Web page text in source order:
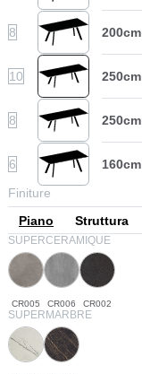
8 200cm
10 250cm
8 250cm
6 160cm
Finiture
Piano
Struttura
SUPERCERAMIQUE
CR005 CR006 CR002
SUPERMARBRE